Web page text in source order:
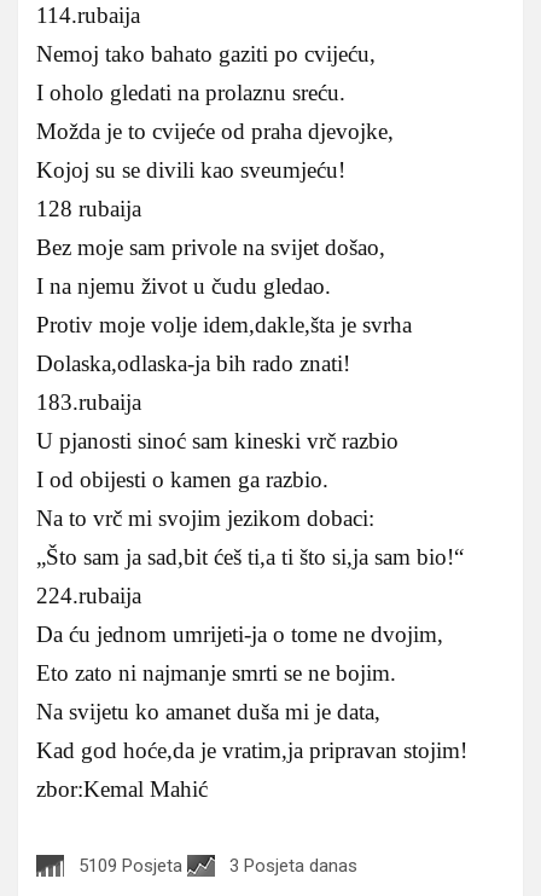
114.rubaija
Nemoj tako bahato gaziti po cvijeću,
I oholo gledati na prolaznu sreću.
Možda je to cvijeće od praha djevojke,
Kojoj su se divili kao sveumjeću!
128 rubaija
Bez moje sam privole na svijet došao,
I na njemu život u čudu gledao.
Protiv moje volje idem,dakle,šta je svrha
Dolaska,odlaska-ja bih rado znati!
183.rubaija
U pjanosti sinoć sam kineski vrč razbio
I od obijesti o kamen ga razbio.
Na to vrč mi svojim jezikom dobaci:
„Što sam ja sad,bit ćeš ti,a ti što si,ja sam bio!“
224.rubaija
Da ću jednom umrijeti-ja o tome ne dvojim,
Eto zato ni najmanje smrti se ne bojim.
Na svijetu ko amanet duša mi je data,
Kad god hoće,da je vratim,ja pripravan stojim!
zbor:Kemal Mahić
5109 Posjeta 3 Posjeta danas